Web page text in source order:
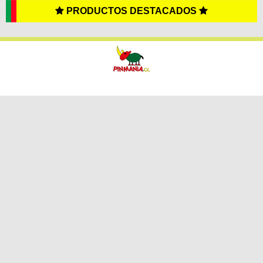
PRODUCTOS DESTACADOS